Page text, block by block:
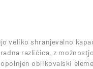
veliko shranjevalno
različica, z
oblikovalski